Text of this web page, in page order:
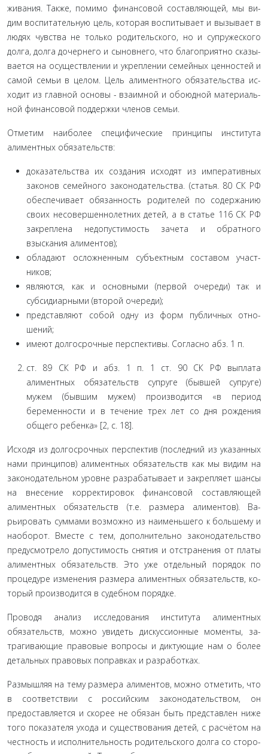
живания. Также, помимо финансовой составляющей, мы ви­
дим воспитательную цель, которая воспитывает и вызывает в
людях чувства не только родительского, но и супружеского
долга, долга дочернего и сыновнего, что благоприятно сказы­
вается на осуществлении и укреплении семейных ценностей и
самой семьи в целом. Цель алиментного обязательства ис­
ходит из главной основы - взаимной и обоюдной материаль­
ной финансовой поддержки членов семьи.
Отметим наиболее специфические принципы институ­та
алиментных обязательств:
доказательства их создания исходят из императив­ных
законов семейного законодательства. (статья. 80 СК РФ
обеспечивает обязанность родителей по содержанию
своих несовершеннолетних детей, а в статье 116 СК РФ
закреплена недопустимость зачета и обратного
взыскания алиментов);
обладают осложненным субъектным составом участ­
ников;
являются, как и основными (первой очереди) так и
субсидиарными (второй очереди);
представляют собой одну из форм публичных отно­
шений;
имеют долгосрочные перспективы. Согласно абз. 1 п.
ст. 89 СК РФ и абз. 1 п. 1 ст. 90 СК РФ выплата
алиментных обязательств супруге (бывшей супруге)
мужем (бывшим му­жем) производится «в период
беременности и в течение трех лет со дня рождения
общего ребенка» [2, с. 18].
Исходя из долгосрочных перспектив (последний из ука­занных
нами принципов) алиментных обязательств как мы видим на
законодательном уровне разрабатывает и закрепля­ет шансы
на внесение корректировок финансовой составляю­щей
алиментных обязательств (т.е. размера алиментов). Ва­
рьировать суммами возможно из наименьшего к большему и
наоборот. Вместе с тем, дополнительно законодательство
предусмотрело допустимость снятия и отстранения от пла­ты
алиментных обязательств. Это уже отдельный порядок по
процедуре изменения размера алиментных обязательств, ко­
торый производится в судебном порядке.
Проводя анализ исследования института алиментных
обязательств, можно увидеть дискуссионные моменты, за­
трагивающие правовые вопросы и диктующие нам о более
детальных правовых поправках и разработках.
Размышляя на тему размера алиментов, можно отме­тить, что
в соответствии с российским законодательством, он
предоставляется и скорее не обязан быть представлен ниже
того показателя ухода и существования детей, с расчётом на
честность и исполнительность родительского долга со сторо­